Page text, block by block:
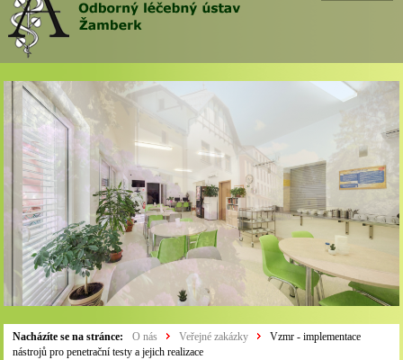
Nacházíte se na stránce: O nás Veřejné zakázky
Vzmr - implementace
nástrojů pro penetrační testy a jejich realizace